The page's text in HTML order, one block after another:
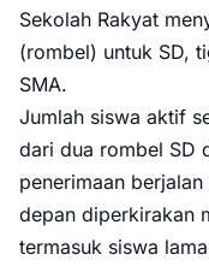
Sekolah Rakyat
(rombel) untuk SD,
SMA.
Jumlah siswa aktif
dari dua rombel SD
penerimaan
depan diperkirakan
termasuk siswa